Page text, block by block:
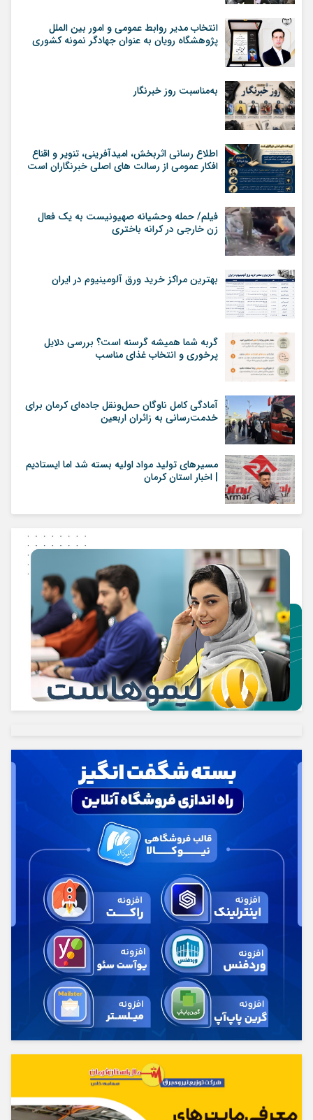
انتخاب مدیر روابط عمومی و امور بین الملل
پژوهشگاه رویان به عنوان جهادگر نمونه کشوری
به‌مناسبت روز خبرنگار
اطلاع رسانی اثربخش، امیدآفرینی، تنویر و اقناع
افکار عمومی از رسالت های اصلی خبرنگاران است
فیلم/ حمله وحشیانه صهیونیست به یک فعال
زن خارجی در کرانه باختری
بهترین مراکز خرید ورق آلومینیوم در ایران
گربه شما همیشه گرسنه است؟ بررسی دلایل
پرخوری و انتخاب غذای مناسب
آمادگی کامل ناوگان حمل‌ونقل جاده‌ای کرمان برای
خدمت‌رسانی به زائران اربعین
مسیرهای تولید مواد اولیه بسته شد اما ایستادیم
| اخبار استان کرمان